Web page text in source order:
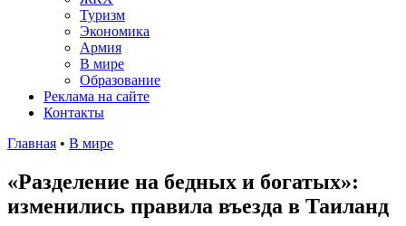
Туризм
Экономика
Армия
В мире
Образование
Реклама на сайте
Контакты
Главная • В мире
«Разделение на бедных и богатых»:
изменились правила въезда в Таиланд